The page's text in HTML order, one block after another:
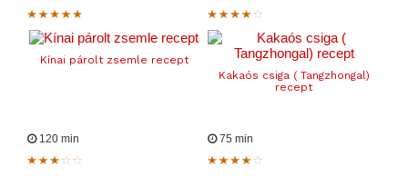
Kínai párolt zsemle recept
Kakaós csiga ( Tangzhongal)
recept
120 min 75 min